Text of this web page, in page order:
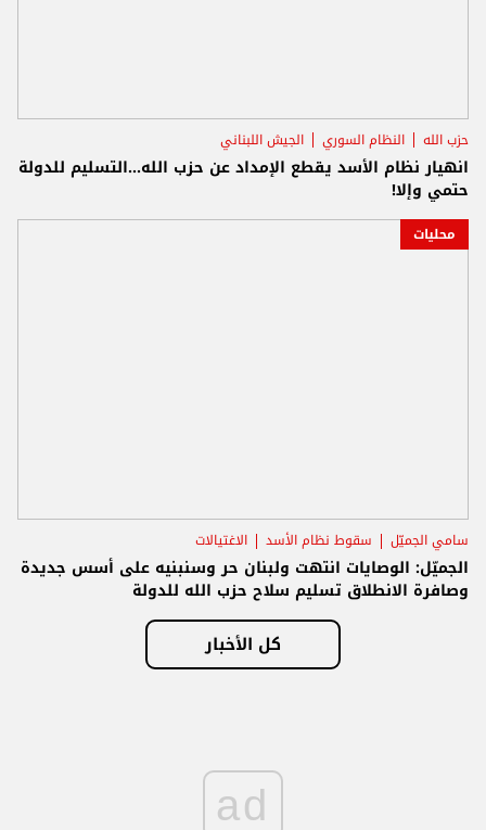
حزب الله النظام السوري الجيش اللبناني
انهيار نظام الأسد يقطع الإمداد عن حزب الله...التسليم للدولة
حتمي وإلا!
محليات
سامي الجميّل سقوط نظام الأسد الاغتيالات
الجميّل: الوصايات انتهت ولبنان حر وسنبنيه على أسس جديدة
وصافرة الانطلاق تسليم سلاح حزب الله للدولة
كل الأخبار
ad